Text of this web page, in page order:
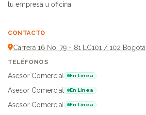
tu empresa u oficina.
CONTACTO
Carrera 16 No. 79 - 81 LC101 / 102 Bogotá
TELÉFONOS
Asesor Comercial En Línea
Asesor Comercial
En Línea
Asesor Comercial
En Línea